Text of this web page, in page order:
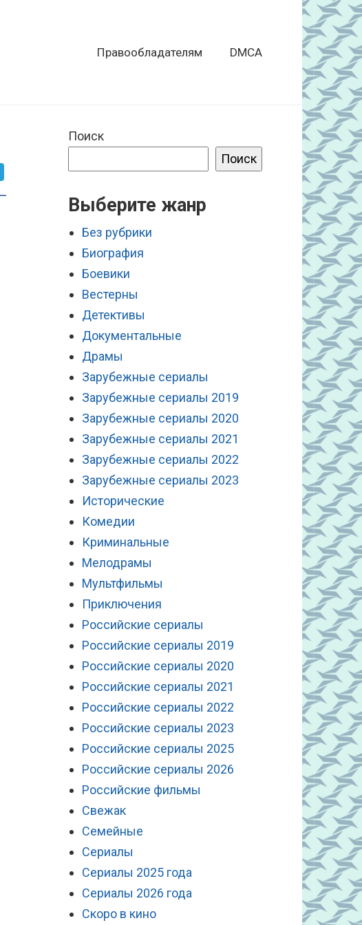
Правообладателям DMCA
Поиск
Поиск
Выберите жанр
Без рубрики
Биография
Боевики
Вестерны
Детективы
Документальные
Драмы
Зарубежные сериалы
Зарубежные сериалы 2019
Зарубежные сериалы 2020
Зарубежные сериалы 2021
Зарубежные сериалы 2022
Зарубежные сериалы 2023
Исторические
Комедии
Криминальные
Мелодрамы
Мультфильмы
Приключения
Российские сериалы
Российские сериалы 2019
Российские сериалы 2020
Российские сериалы 2021
Российские сериалы 2022
Российские сериалы 2023
Российские сериалы 2025
Российские сериалы 2026
Российские фильмы
Свежак
Семейные
Сериалы
Сериалы 2025 года
Сериалы 2026 года
Скоро в кино